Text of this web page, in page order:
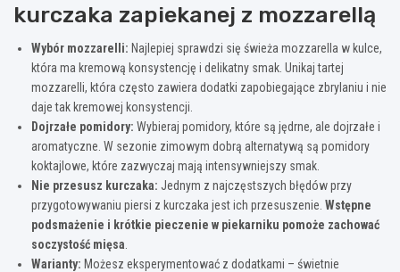
kurczaka zapiekanej z mozzarellą
Wybór mozzarelli: Najlepiej sprawdzi się świeża mozzarella w kulce,
która ma kremową konsystencję i delikatny smak. Unikaj tartej
mozzarelli, która często zawiera dodatki zapobiegające zbrylaniu i nie
daje tak kremowej konsystencji.
Dojrzałe pomidory: Wybieraj pomidory, które są jędrne, ale dojrzałe i
aromatyczne. W sezonie zimowym dobrą alternatywą są pomidory
koktajlowe, które zazwyczaj mają intensywniejszy smak.
Nie przesusz kurczaka: Jednym z najczęstszych błędów przy
przygotowywaniu piersi z kurczaka jest ich przesuszenie. Wstępne
podsmażenie i krótkie pieczenie w piekarniku pomoże zachować
soczystość mięsa
Warianty: Możesz eksperymentować z dodatkami – świetnie